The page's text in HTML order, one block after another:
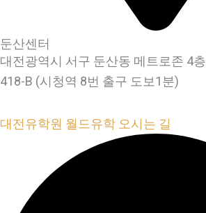
둔산센터
대전광역시 서구 둔산동 메트로존 4층
418-B (시청역 8번 출구 도보1분)
대전유학원 월드유학 오시는 길